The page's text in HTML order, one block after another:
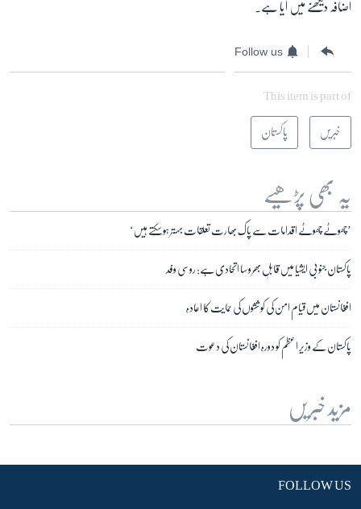
اضافہ دیکھنے میں آیا ہے۔
Follow us
This item is part of
خبریں پاکستان
یہ بھی پڑھیے
’چھوٹے چھوٹے اقدامات سے پاک بھارت تعلقات بہتر ہوسکتے ہیں‘
پاکستان جنوبی ایشیا میں قابلِ بھروسا اتحادی ہے: روسی وفد
افغانستان میں قیام امن کی کوششوں کی حمایت کا اعادہ
پاکستان کے وزیر اعظم کو دورہ افغانستان کی دعوت
مزید خبریں
FOLLOW US